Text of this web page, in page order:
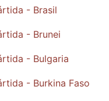
- Brasil
- Brunei
- Bulgaria
- Burkina Faso